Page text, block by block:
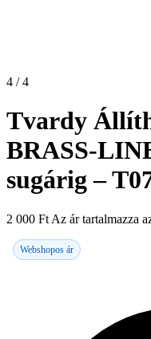
4 / 4
Tvardy
BRASS-
sugárig –
2 000 Ft Az ár tartalmazza
Webshopos ár